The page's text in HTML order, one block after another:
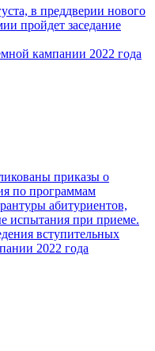
в преддверии нового
пройдет заседание
кампании 2022 года
приказы о
по программам
абитуриентов,
испытания при приеме.
вступительных
2022 года